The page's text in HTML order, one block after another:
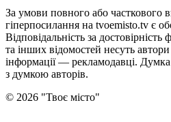
За умови повного або часткового
гіперпосилання на tvoemisto.tv є
Відповідальність за
та інших відомостей несуть
інформації — рекламодавці.
з думкою авторiв.
© 2026 "Твоє місто"